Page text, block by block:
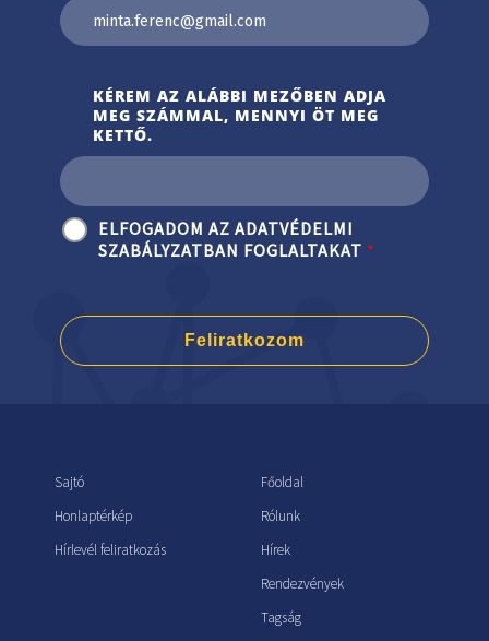
KÉREM AZ ALÁBBI MEZŐBEN ADJA
MEG SZÁMMAL, MENNYI ÖT MEG
KETTŐ.
ELFOGADOM AZ ADATVÉDELMI
SZABÁLYZATBAN FOGLALTAKAT *
Feliratkozom
Sajtó
Honlaptérkép
Hírlevél feliratkozás
Főoldal
Rólunk
Hírek
Rendezvények
Tagság